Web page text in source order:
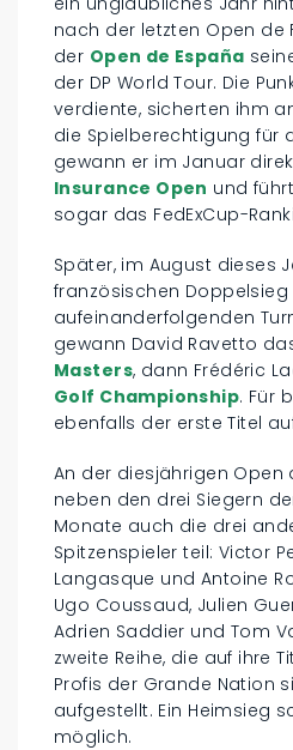
nach der letzten Open de
der Open de España
der DP World Tour. Die
verdiente, sicherten ihm
die Spielberechtigung für
gewann er im Januar
Insurance Open und
sogar das FedExCup-
Später, im August dieses
französischen Doppelsieg
aufeinanderfolgenden
gewann David Ravetto
Masters, dann Frédéric
Golf Championship. Für
ebenfalls der erste Titel
An der diesjährigen Open
neben den drei Siegern
Monate auch die drei
Spitzenspieler teil: Victor
Langasque und Antoine
Ugo Coussaud, Julien
Adrien Saddier und Tom
zweite Reihe, die auf ihre
Profis der Grande Nation
aufgestellt. Ein Heimsieg
möglich.